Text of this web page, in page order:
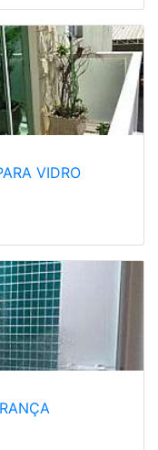
VIDRO